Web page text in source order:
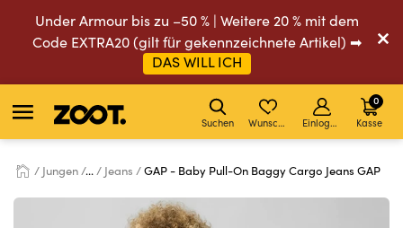
Under Armour bis zu –50 % | Weitere 20 % mit dem
Code EXTRA20 (gilt für gekennzeichnete Artikel) ➡
DAS WILL ICH
Suchen Wunschliste Einloggen Kasse
0
Jungen ... Jeans GAP - Baby Pull-On Baggy Cargo Jeans GAP